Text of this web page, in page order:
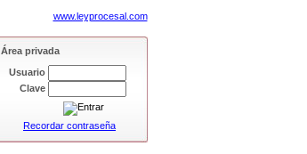
www.leyprocesal.com
Área privada
Usuario
Clave
Recordar contraseña